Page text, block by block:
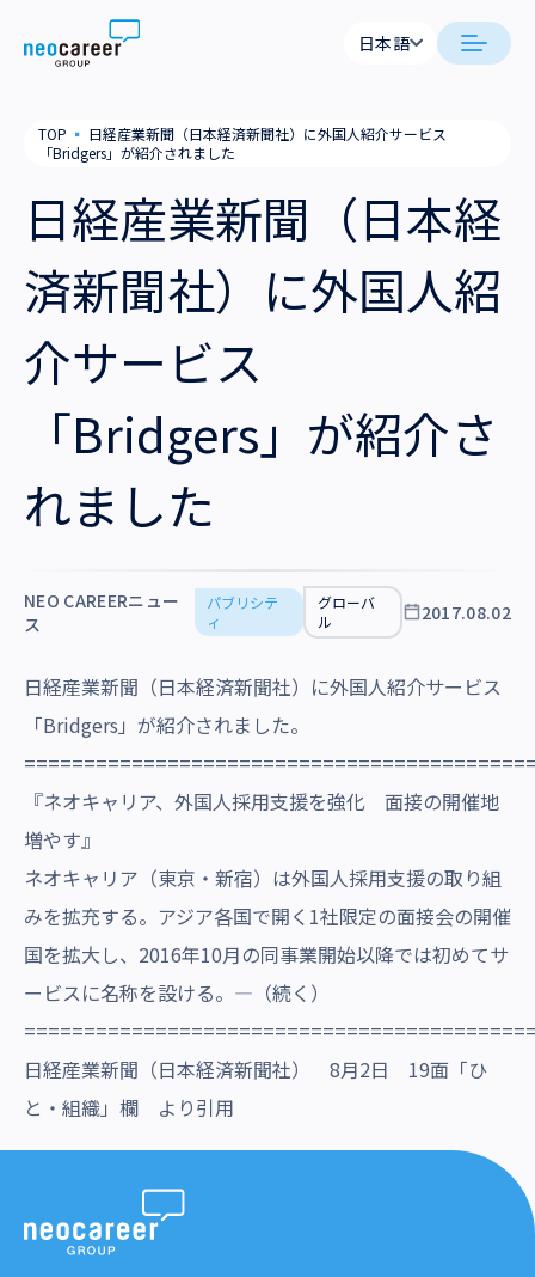
Skip to content
neocareer について
私たちの考え方
就労支援
業務支援
会社概要
役員一覧
グループ会社
日本語
TOP ▪ 日経産業新聞（日本経済新聞社）に外国人紹介サービス
「Bridgers」が紹介されました
日経産業新聞（日本経
済新聞社）に外国人紹
介サービス
「Bridgers」が紹介さ
れました
NEO CAREERニュー
ス
パブリシテ
ィ
グローバ
ル
2017.08.02
日経産業新聞（日本経済新聞社）に外国人紹介サービス
「Bridgers」が紹介されました。
『ネオキャリア、外国人採用支援を強化 面接の開催地
増やす』
ネオキャリア（東京・新宿）は外国人採用支援の取り組
みを拡充する。アジア各国で開く1社限定の面接会の開催
国を拡大し、2016年10月の同事業開始以降では初めてサ
ービスに名称を設ける。―（続く）
日経産業新聞（日本経済新聞社） 8月2日 19面「ひ
と・組織」欄 より引用